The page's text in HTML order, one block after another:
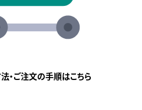
・ご注文の手順はこちら